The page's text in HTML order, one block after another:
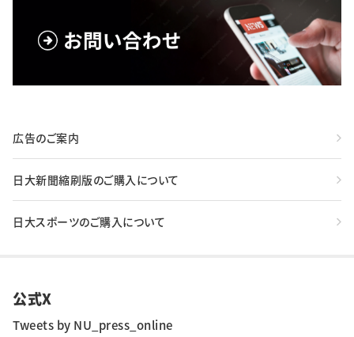
広告のご案内
日大新聞縮刷版のご購入について
日大スポーツのご購入について
公式X
Tweets by NU_press_online